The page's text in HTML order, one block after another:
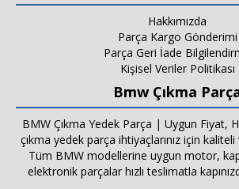
Hakkımızda
Parça Kargo Gönderimi
Parça Geri İade
Kişisel Veriler Politikası
Bmw Çıkma
BMW Çıkma Yedek Parça | Uygun Fiyat,
çıkma yedek parça ihtiyaçlarınız için
Tüm BMW modellerine uygun motor,
elektronik parçalar hızlı teslimatla